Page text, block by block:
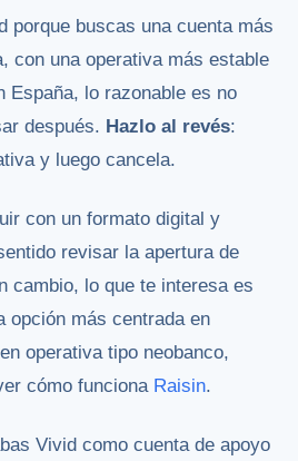
porque buscas una cuenta más
con una operativa más estable
España, lo razonable es no
después. Hazlo al revés:
y luego cancela.
con un formato digital y
revisar la apertura de
cambio, lo que te interesa es
opción más centrada en
operativa tipo neobanco,
cómo funciona Raisin.
Vivid como cuenta de apoyo